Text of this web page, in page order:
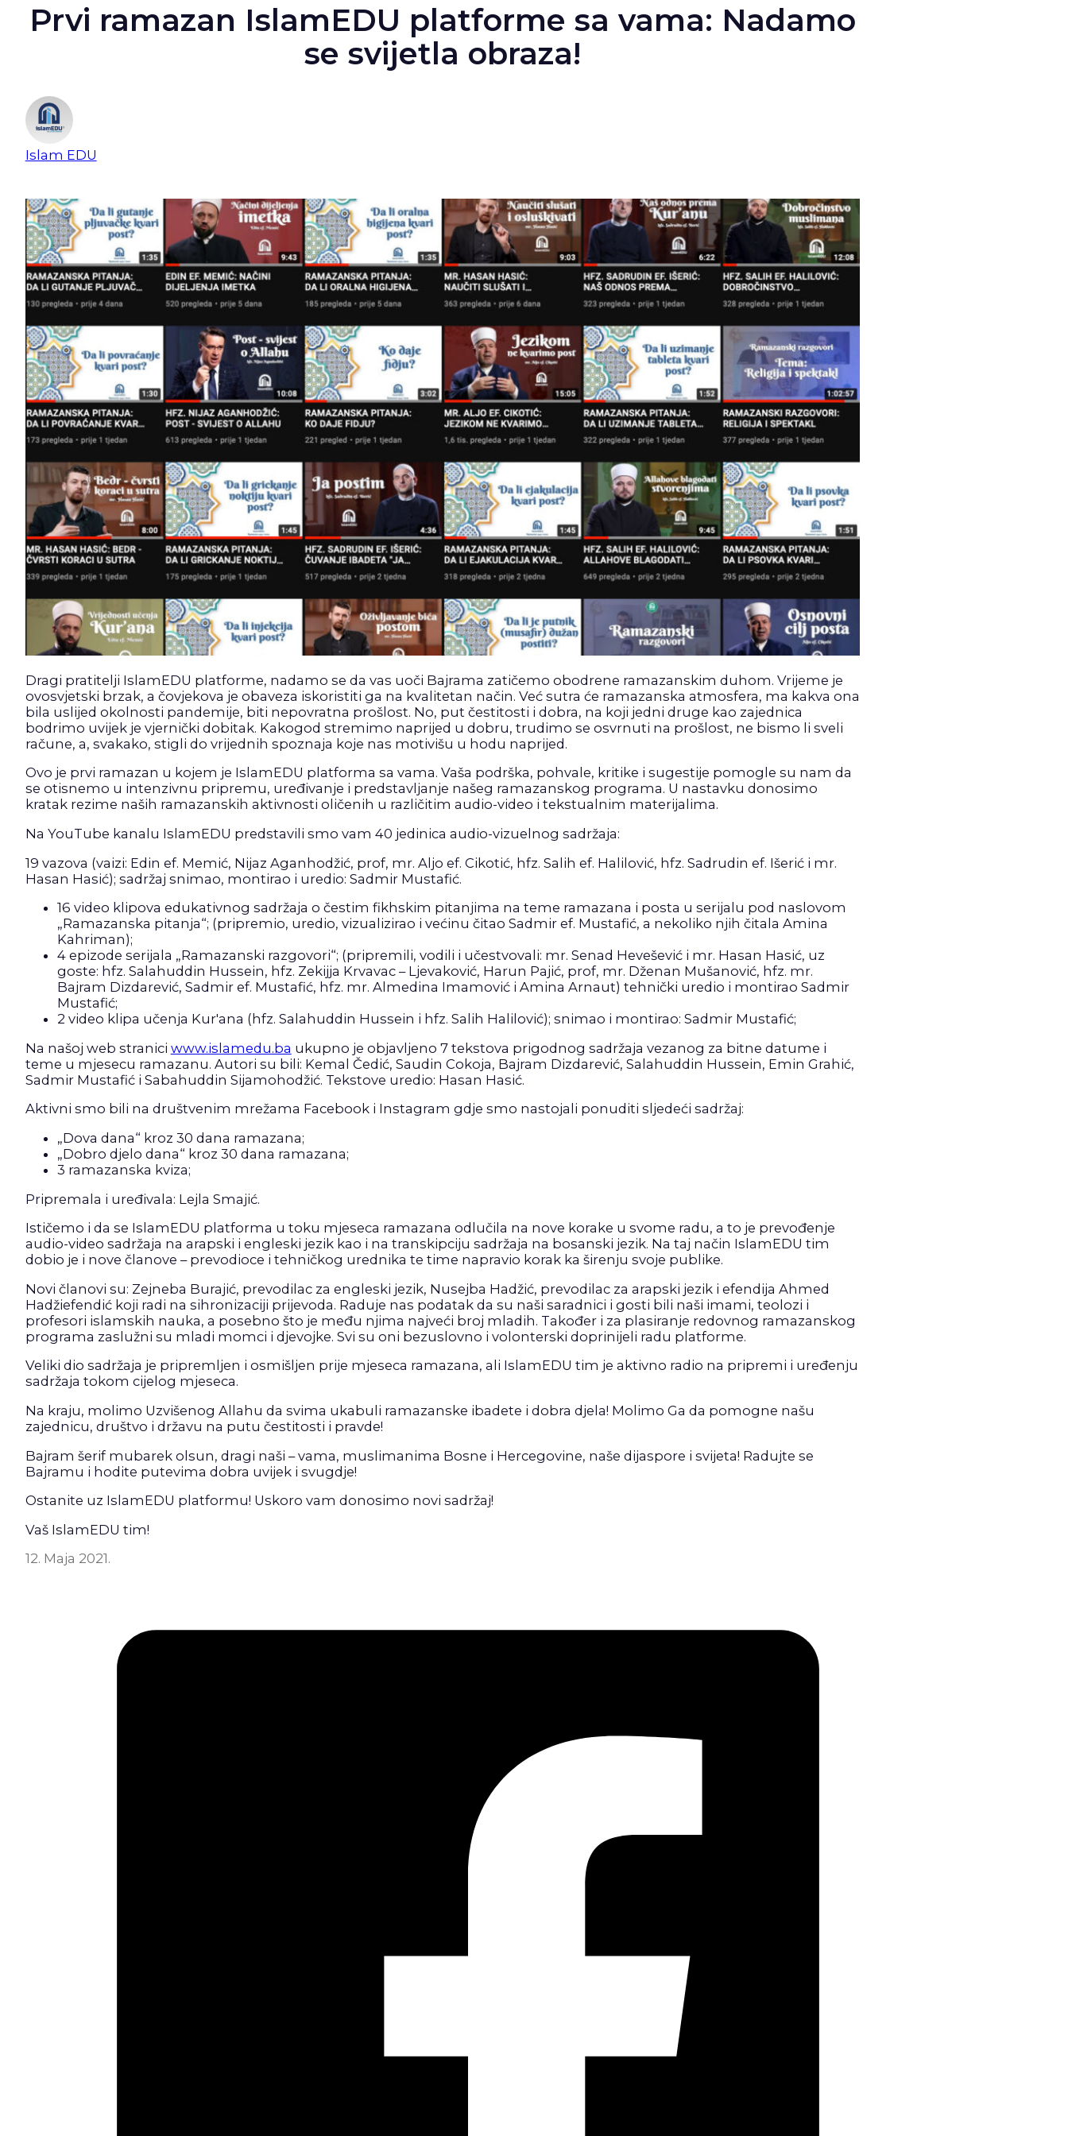
Prvi ramazan IslamEDU platforme sa vama: Nadamo
se svijetla obraza!
Islam EDU
Dragi pratitelji IslamEDU platforme, nadamo se da vas uoči Bajrama zatičemo obodrene ramazanskim duhom. Vrijeme je
ovosvjetski brzak, a čovjekova je obaveza iskoristiti ga na kvalitetan način. Već sutra će ramazanska atmosfera, ma kakva ona
bila uslijed okolnosti pandemije, biti nepovratna prošlost. No, put čestitosti i dobra, na koji jedni druge kao zajednica
bodrimo uvijek je vjernički dobitak. Kakogod stremimo naprijed u dobru, trudimo se osvrnuti na prošlost, ne bismo li sveli
račune, a, svakako, stigli do vrijednih spoznaja koje nas motivišu u hodu naprijed.
Ovo je prvi ramazan u kojem je IslamEDU platforma sa vama. Vaša podrška, pohvale, kritike i sugestije pomogle su nam da
se otisnemo u intenzivnu pripremu, uređivanje i predstavljanje našeg ramazanskog programa. U nastavku donosimo
kratak rezime naših ramazanskih aktivnosti oličenih u različitim audio-video i tekstualnim materijalima.
Na YouTube kanalu IslamEDU predstavili smo vam 40 jedinica audio-vizuelnog sadržaja:
19 vazova (vaizi: Edin ef. Memić, Nijaz Aganhodžić, prof, mr. Aljo ef. Cikotić, hfz. Salih ef. Halilović, hfz. Sadrudin ef. Išerić i mr.
Hasan Hasić); sadržaj snimao, montirao i uredio: Sadmir Mustafić.
16 video klipova edukativnog sadržaja o čestim fikhskim pitanjima na teme ramazana i posta u serijalu pod naslovom
„Ramazanska pitanja“; (pripremio, uredio, vizualizirao i većinu čitao Sadmir ef. Mustafić, a nekoliko njih čitala Amina
Kahriman);
4 epizode serijala „Ramazanski razgovori“; (pripremili, vodili i učestvovali: mr. Senad Hevešević i mr. Hasan Hasić, uz
goste: hfz. Salahuddin Hussein, hfz. Zekijja Krvavac – Ljevaković, Harun Pajić, prof, mr. Dženan Mušanović, hfz. mr.
Bajram Dizdarević, Sadmir ef. Mustafić, hfz. mr. Almedina Imamović i Amina Arnaut) tehnički uredio i montirao Sadmir
Mustafić;
2 video klipa učenja Kur'ana (hfz. Salahuddin Hussein i hfz. Salih Halilović); snimao i montirao: Sadmir Mustafić;
Na našoj web stranici www.islamedu.ba ukupno je objavljeno 7 tekstova prigodnog sadržaja vezanog za bitne datume i
teme u mjesecu ramazanu. Autori su bili: Kemal Čedić, Saudin Cokoja, Bajram Dizdarević, Salahuddin Hussein, Emin Grahić,
Sadmir Mustafić i Sabahuddin Sijamohodžić. Tekstove uredio: Hasan Hasić.
Aktivni smo bili na društvenim mrežama Facebook i Instagram gdje smo nastojali ponuditi sljedeći sadržaj:
„Dova dana“ kroz 30 dana ramazana;
„Dobro djelo dana“ kroz 30 dana ramazana;
3 ramazanska kviza;
Pripremala i uređivala: Lejla Smajić.
Ističemo i da se IslamEDU platforma u toku mjeseca ramazana odlučila na nove korake u svome radu, a to je prevođenje
audio-video sadržaja na arapski i engleski jezik kao i na transkipciju sadržaja na bosanski jezik. Na taj način IslamEDU tim
dobio je i nove članove – prevodioce i tehničkog urednika te time napravio korak ka širenju svoje publike.
Novi članovi su: Zejneba Burajić, prevodilac za engleski jezik, Nusejba Hadžić, prevodilac za arapski jezik i efendija Ahmed
Hadžiefendić koji radi na sihronizaciji prijevoda. Raduje nas podatak da su naši saradnici i gosti bili naši imami, teolozi i
profesori islamskih nauka, a posebno što je među njima najveći broj mladih. Također i za plasiranje redovnog ramazanskog
programa zaslužni su mladi momci i djevojke. Svi su oni bezuslovno i volonterski doprinijeli radu platforme.
Veliki dio sadržaja je pripremljen i osmišljen prije mjeseca ramazana, ali IslamEDU tim je aktivno radio na pripremi i uređenju
sadržaja tokom cijelog mjeseca.
Na kraju, molimo Uzvišenog Allahu da svima ukabuli ramazanske ibadete i dobra djela! Molimo Ga da pomogne našu
zajednicu, društvo i državu na putu čestitosti i pravde!
Bajram šerif mubarek olsun, dragi naši – vama, muslimanima Bosne i Hercegovine, naše dijaspore i svijeta! Radujte se
Bajramu i hodite putevima dobra uvijek i svugdje!
Ostanite uz IslamEDU platformu! Uskoro vam donosimo novi sadržaj!
Vaš IslamEDU tim!
12. Maja 2021.